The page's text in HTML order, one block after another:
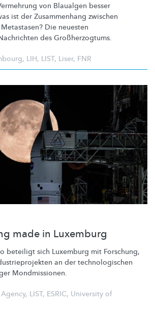
von Blaualgen besser
ist der Zusammenhang zwischen
Die neuesten
des Großherzogtums.
, LIH, LIST, Liser, FNR
made in Luxemburg
beteiligt sich Luxemburg mit Forschung,
an der technologischen
Mondmissionen.
, LIST, ESRIC, University of